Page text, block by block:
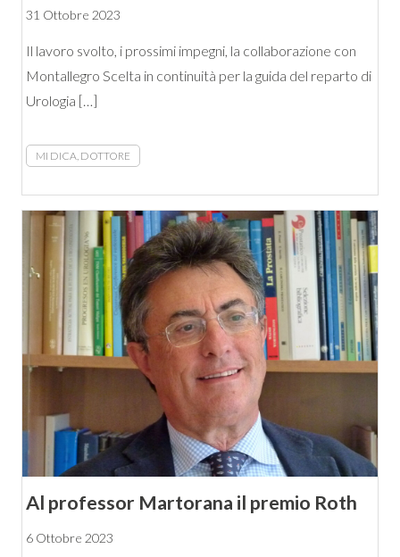
31 Ottobre 2023
Il lavoro svolto, i prossimi impegni, la collaborazione con
Montallegro Scelta in continuità per la guida del reparto di
Urologia […]
MI DICA, DOTTORE
Al professor Martorana il premio Roth
6 Ottobre 2023